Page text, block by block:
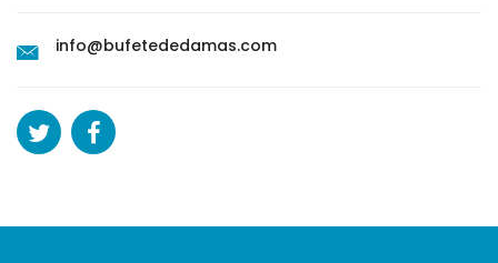
info@bufetededamas.com